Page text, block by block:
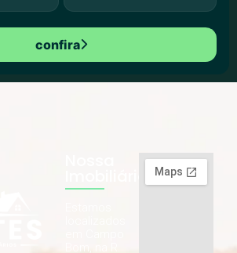
confira